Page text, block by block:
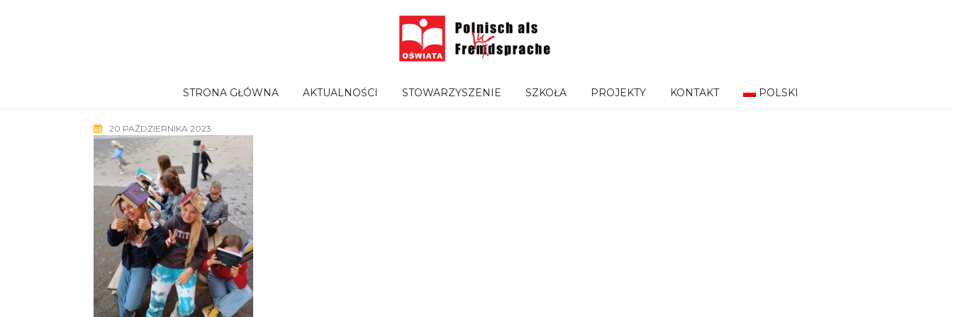
STRONA GŁÓWNA AKTUALNOŚCI STOWARZYSZENIE SZKOŁA PROJEKTY KONTAKT POLSKI
20 PAŹDZIERNIKA 2023